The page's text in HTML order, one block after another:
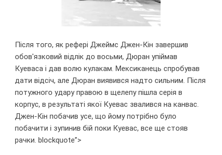
Після того, як рефері Джеймс Джен-Кін завершив
обов'язковий відлік до восьми, Дюран упіймав
Куеваса і дав волю кулакам. Мексиканець спробував
дати відсіч, але Дюран виявився надто сильним. Після
потужного удару правою в щелепу пішла серія в
корпус, в результаті якої Куевас звалився на канвас.
Джен-Кін побачив усе, що йому потрібно було
побачити і зупинив бій поки Куевас, все ще стояв
рачки. blockquote”>